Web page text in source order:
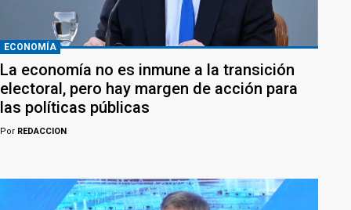
ECONOMÍA
La economía no es inmune a la transición
electoral, pero hay margen de acción para
las políticas públicas
Por REDACCION